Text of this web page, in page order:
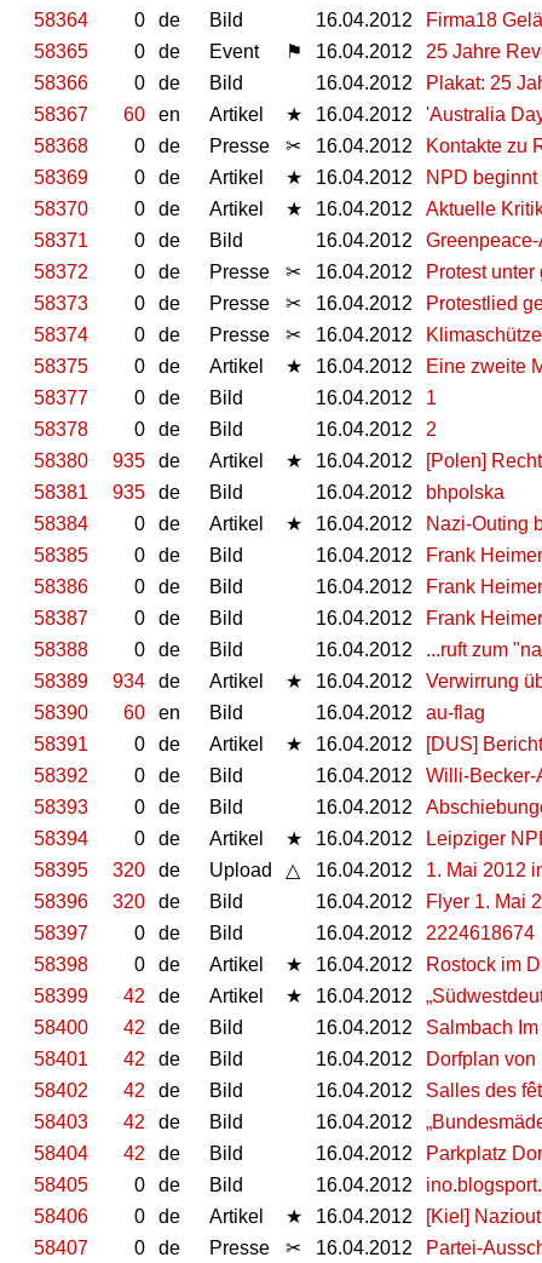
58364
0 de Bild 16.04.2012
Firma18
58365
0 de Event ⚑ 16.04.2012
25 Jahre
58366
0 de Bild 16.04.2012
Plakat: 25
58367
60 en Artikel ★ 16.04.2012
'Australia
58368
0 de Presse ✂ 16.04.2012
Kontakte zu
58369
0 de Artikel ★ 16.04.2012
NPD
58370
0 de Artikel ★ 16.04.2012
Aktuelle
58371
0 de Bild 16.04.2012
58372
0 de Presse ✂ 16.04.2012
Protest
58373
0 de Presse ✂ 16.04.2012
Protestlied
58374
0 de Presse ✂ 16.04.2012
58375
0 de Artikel ★ 16.04.2012
Eine zweite
58377
0 de Bild 16.04.2012
1
58378
0 de Bild 16.04.2012
2
58380
935 de Artikel ★ 16.04.2012
[Polen]
58381
935 de Bild 16.04.2012
bhpolska
58384
0 de Artikel ★ 16.04.2012
Nazi-Outing
58385
0 de Bild 16.04.2012
Frank
58386
0 de Bild 16.04.2012
Frank
58387
0 de Bild 16.04.2012
Frank
58388
0 de Bild 16.04.2012
...ruft zum
58389
934 de Artikel ★ 16.04.2012
Verwirrung
58390
60 en Bild 16.04.2012
au-flag
58391
0 de Artikel ★ 16.04.2012
[DUS]
58392
0 de Bild 16.04.2012
Willi-Becker-
58393
0 de Bild 16.04.2012
58394
0 de Artikel ★ 16.04.2012
Leipziger
58395
320 de Upload △ 16.04.2012
1. Mai 2012
58396
320 de Bild 16.04.2012
Flyer 1. Mai
58397
0 de Bild 16.04.2012
2224618674
58398
0 de Artikel ★ 16.04.2012
Rostock im
58399
42 de Artikel ★ 16.04.2012
58400
42 de Bild 16.04.2012
Salmbach
58401
42 de Bild 16.04.2012
Dorfplan
58402
42 de Bild 16.04.2012
Salles des
58403
42 de Bild 16.04.2012
58404
42 de Bild 16.04.2012
Parkplatz
58405
0 de Bild 16.04.2012
58406
0 de Artikel ★ 16.04.2012
[Kiel]
58407
0 de Presse ✂ 16.04.2012
Partei-